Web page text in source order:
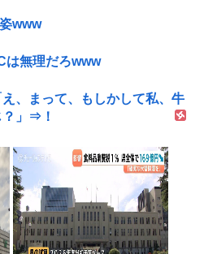
www
は無理だろwww
え、まって、もしかして私、牛
？」⇒！